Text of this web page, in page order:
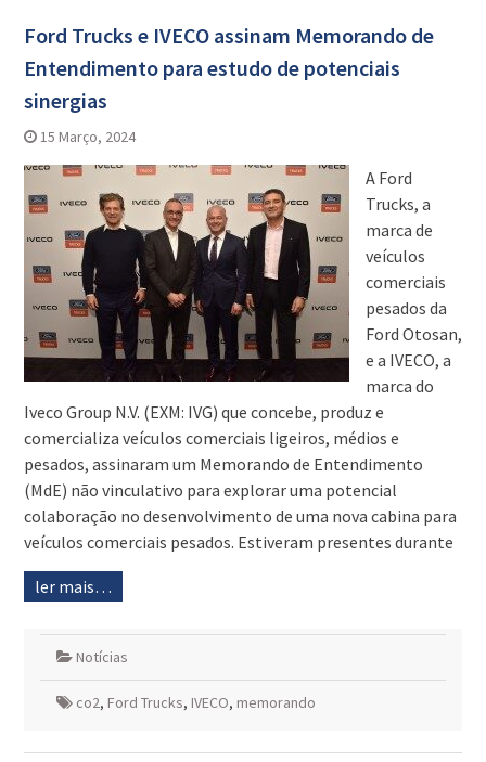
Ford Trucks e IVECO assinam Memorando de
Entendimento para estudo de potenciais
sinergias
15 Março, 2024
A Ford
Trucks, a
marca de
veículos
comerciais
pesados da
Ford Otosan,
e a IVECO, a
marca do
Iveco Group N.V. (EXM: IVG) que concebe, produz e
comercializa veículos comerciais ligeiros, médios e
pesados, assinaram um Memorando de Entendimento
(MdE) não vinculativo para explorar uma potencial
colaboração no desenvolvimento de uma nova cabina para
veículos comerciais pesados. Estiveram presentes durante
ler mais…
Notícias
co2, Ford Trucks, IVECO, memorando